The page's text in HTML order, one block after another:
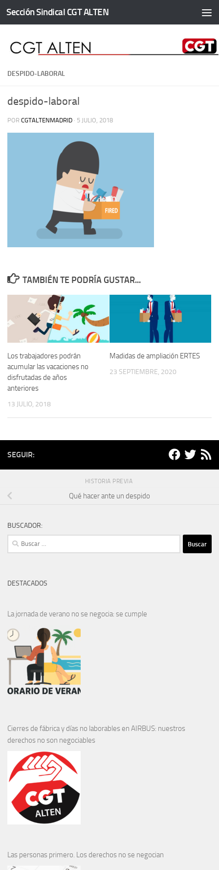
Saltar al contenido
Sección Sindical CGT ALTEN
DESPIDO-LABORAL
despido-laboral
POR CGTALTENMADRID · 5 JULIO, 2018
TAMBIÉN TE PODRÍA GUSTAR...
Los trabajadores podrán
acumular las vacaciones no
disfrutadas de años
anteriores
13 JULIO, 2018
Madidas de ampliación ERTES
23 SEPTIEMBRE, 2020
SEGUIR:
HISTORIA PREVIA
Qué hacer ante un despido
BUSCADOR:
Buscar:
DESTACADOS
La jornada de verano no se negocia: se cumple
Cierres de fábrica y días no laborables en AIRBUS: nuestros
derechos no son negociables
Las personas primero. Los derechos no se negocian